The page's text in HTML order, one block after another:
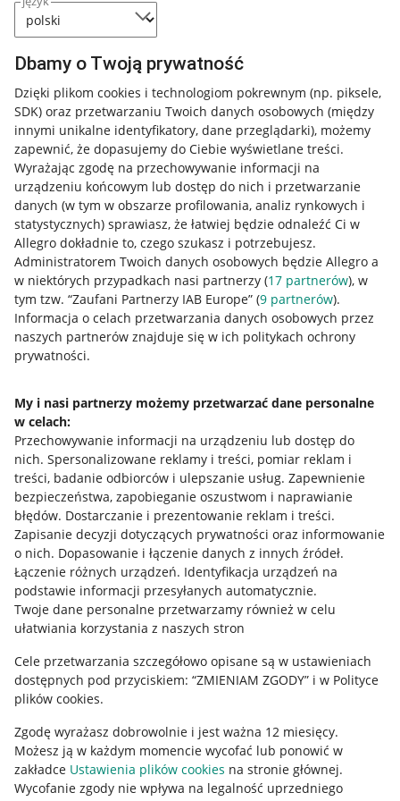
Dbamy o Twoją prywatność
Dzięki plikom cookies i technologiom pokrewnym (np. piksele,
SDK) oraz przetwarzaniu Twoich danych osobowych (między
innymi unikalne identyfikatory, dane przeglądarki), możemy
zapewnić, że dopasujemy do Ciebie wyświetlane treści.
Wyrażając zgodę na przechowywanie informacji na
urządzeniu końcowym lub dostęp do nich i przetwarzanie
danych (w tym w obszarze profilowania, analiz rynkowych i
statystycznych) sprawiasz, że łatwiej będzie odnaleźć Ci w
Allegro dokładnie to, czego szukasz i potrzebujesz.
Administratorem Twoich danych osobowych będzie Allegro a
w niektórych przypadkach nasi partnerzy (17 partnerów), w
tym tzw. “Zaufani Partnerzy IAB Europe” (9 partnerów).
Informacja o celach przetwarzania danych osobowych przez
naszych partnerów znajduje się w ich politykach ochrony
prywatności.
My i nasi partnerzy możemy przetwarzać dane personalne
w celach:
Przechowywanie informacji na urządzeniu lub dostęp do
nich. Spersonalizowane reklamy i treści, pomiar reklam i
treści, badanie odbiorców i ulepszanie usług. Zapewnienie
bezpieczeństwa, zapobieganie oszustwom i naprawianie
błędów. Dostarczanie i prezentowanie reklam i treści.
Zapisanie decyzji dotyczących prywatności oraz informowanie
o nich. Dopasowanie i łączenie danych z innych źródeł.
Łączenie różnych urządzeń. Identyfikacja urządzeń na
podstawie informacji przesyłanych automatycznie.
Twoje dane personalne przetwarzamy również w celu
ułatwiania korzystania z naszych stron
Cele przetwarzania szczegółowo opisane są w ustawieniach
dostępnych pod przyciskiem: “ZMIENIAM ZGODY” i w Polityce
plików cookies.
Zgodę wyrażasz dobrowolnie i jest ważna 12 miesięcy.
Możesz ją w każdym momencie wycofać lub ponowić w
zakładce Ustawienia plików cookies na stronie głównej.
Wycofanie zgody nie wpływa na legalność uprzedniego
Przydatne informacje
Jak to działa
Allegro Gadane dla sprzedających
Allegro Gadane dla kupujących
Mapa miejscowości
Informacje prawne
Regulamin
Polityka plików "cookies"
Ustawienia plików "cookies"
Udostępnianie lokalizacji
Informacje dla Aktu o Usługach Cyfrowych
Pobierz aplikację